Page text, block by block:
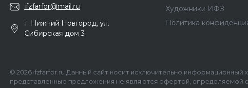
ifzfarfor@mail.ru
г. Нижний Новгород, ул.
Сибирская дом 3
Художники ИФЗ
Политика
© 2026 ifzfarfor.ru Данный сайт носит исключительно информационный
представленные предложения не являются офертой, определяемой